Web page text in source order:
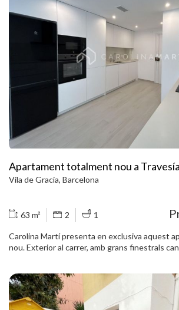
Apartament totalment nou a
Vila de Gracia, Barcelona
63 m² 2 1
Carolina Martí presenta en exclusiva aquest
nou. Exterior al carrer, amb grans finestrals cantoners. Consta de 2
de tot tipus de serveis. No dubtis